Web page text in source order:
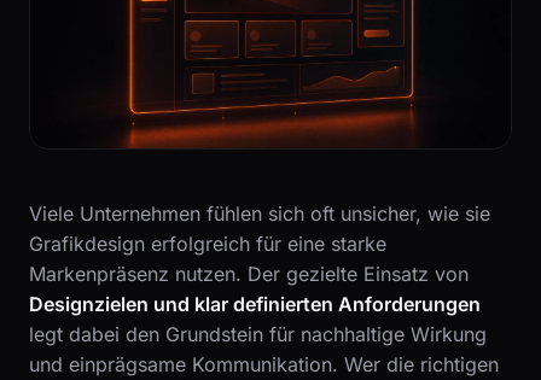
Viele Unternehmen fühlen sich oft unsicher, wie sie
Grafikdesign erfolgreich für eine starke
Markenpräsenz nutzen. Der gezielte Einsatz von
Designzielen und klar definierten Anforderungen
legt dabei den Grundstein für nachhaltige Wirkung
und einprägsame Kommunikation. Wer die richtigen